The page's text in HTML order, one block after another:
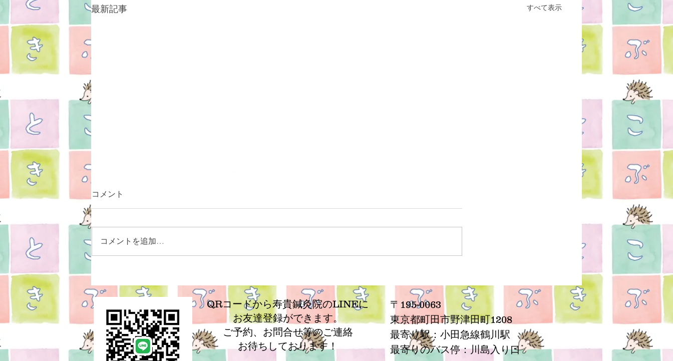
最新記事 すべて表示
何ですか？
なぜブログを書くのか
ランス
コメント
コメントを追加…
QRコードから寿貴鍼灸院のLINEに
お友達登録ができます。
ご予約、お問合せ等のご連絡
お待ちしております！
〒195-0063
​東京都町田市野津田町1208
最寄り駅：小田急線鶴川駅
​最寄りのバス停：川島入り口